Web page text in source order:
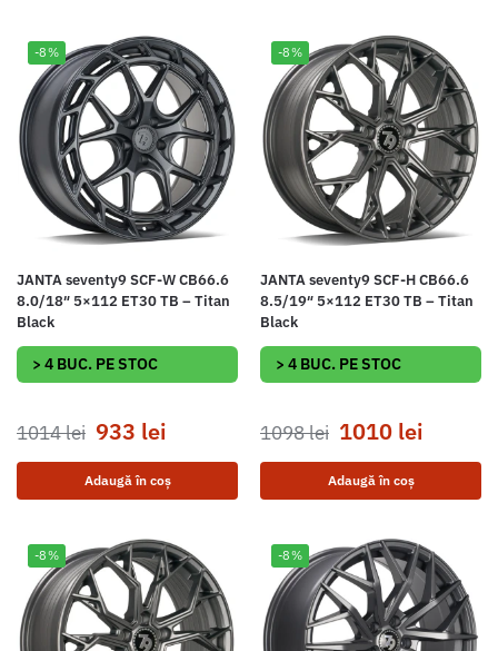
-8%
JANTA seventy9 SCF-W CB66.6
8.0/18″ 5×112 ET30 TB – Titan
Black
> 4 BUC. PE STOC
1014lei 933 lei
Adaugă în coș
-8%
JANTA seventy9 SCF-H CB66.6
8.5/19″ 5×112 ET30 TB – Titan
Black
> 4 BUC. PE STOC
1098lei 1010 lei
Adaugă în coș
-8% -8%